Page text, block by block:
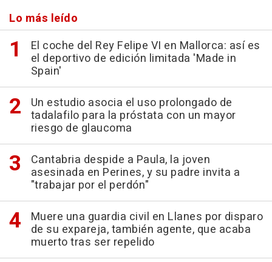
Lo más leído
El coche del Rey Felipe VI en Mallorca: así es
el deportivo de edición limitada 'Made in
Spain'
Un estudio asocia el uso prolongado de
tadalafilo para la próstata con un mayor
riesgo de glaucoma
Cantabria despide a Paula, la joven
asesinada en Perines, y su padre invita a
"trabajar por el perdón"
Muere una guardia civil en Llanes por disparo
de su expareja, también agente, que acaba
muerto tras ser repelido